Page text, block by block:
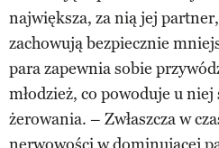
największa, za nią jej
zachowują bezpiecznie
para zapewnia sobie
młodzież, co powoduje u
żerowania. – Zwłaszcza w